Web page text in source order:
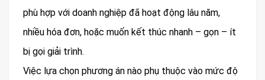
phù hợp với doanh nghiệp đã hoạt động lâu năm,
nhiều hóa đơn, hoặc muốn kết thúc nhanh – gọn – ít
bị gọi giải trình.
Việc lựa chọn phương án nào phụ thuộc vào mức độ